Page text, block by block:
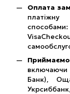
Оплата
платіжну
Банк),